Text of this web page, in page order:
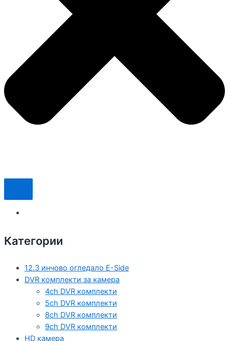
Категории
12.3 инчово огледало E-Side
DVR комплекти за камера
4ch DVR комплекти
5ch DVR комплекти
8ch DVR комплекти
9ch DVR комплекти
HD камера